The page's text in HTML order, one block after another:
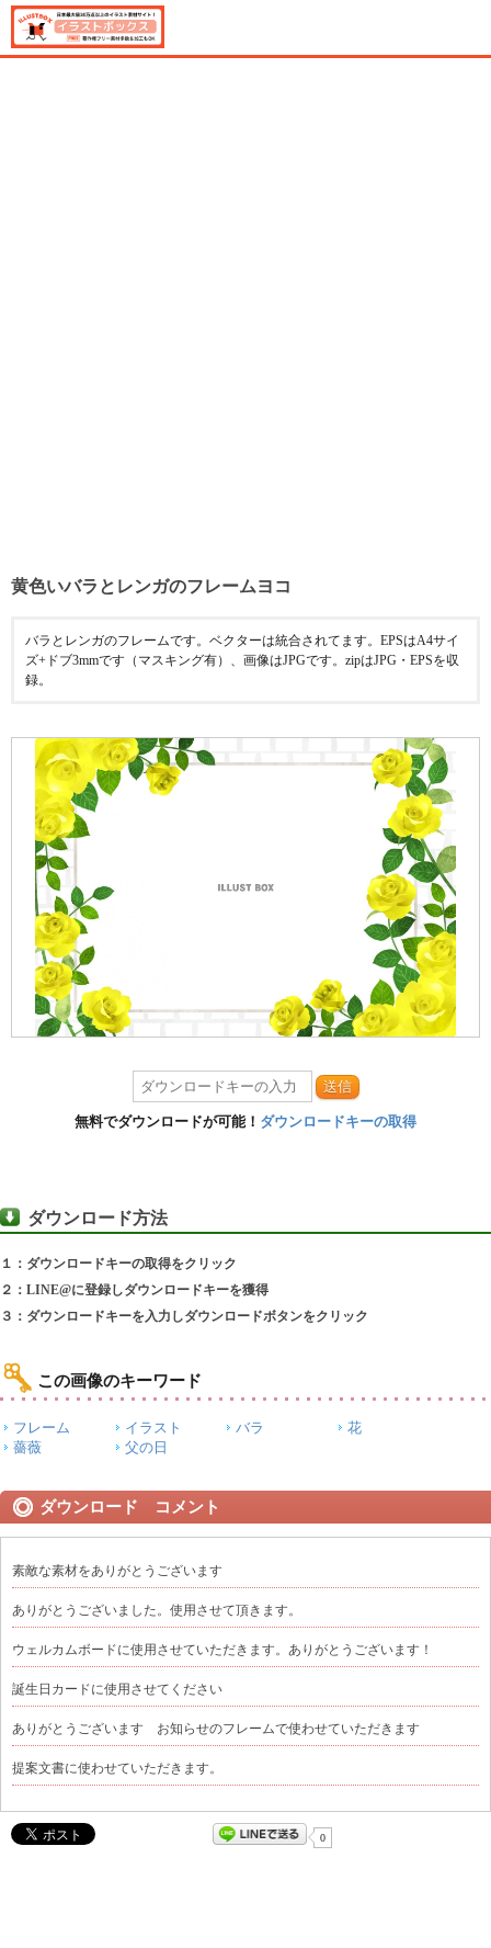
黄色いバラとレンガのフレームヨコ
バラとレンガのフレームです。ベクターは統合されてます。EPSはA4サイ
ズ+ドブ3mmです（マスキング有）、画像はJPGです。zipはJPG・EPSを収
録。
送信
無料でダウンロードが可能！ ダウンロードキーの取得
ダウンロード方法
１：ダウンロードキーの取得をクリック
２：LINE@に登録しダウンロードキーを獲得
３：ダウンロードキーを入力しダウンロードボタンをクリック
この画像のキーワード
フレーム イラスト バラ
花
薔薇
父の日
ダウンロード コメント
素敵な素材をありがとうございます
ありがとうございました。使用させて頂きます。
ウェルカムボードに使用させていただきます。ありがとうございます！
誕生日カードに使用させてください
ありがとうございます お知らせのフレームで使わせていただきます
提案文書に使わせていただきます。
0